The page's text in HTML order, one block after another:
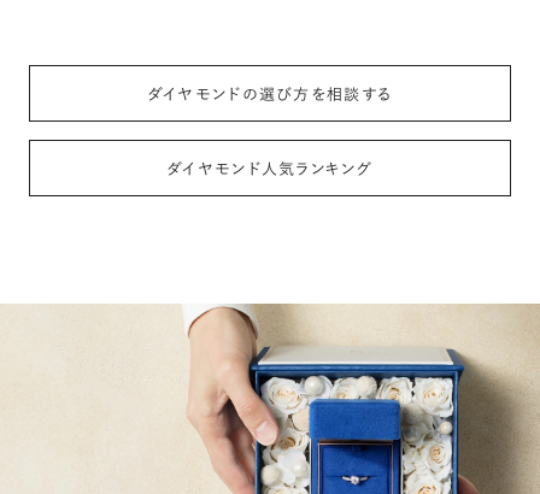
ダイヤモンドの選び方を相談する
ダイヤモンド人気ランキング